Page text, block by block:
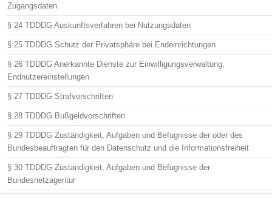
Zugangsdaten
§ 24 TDDDG Auskunftsverfahren bei Nutzungsdaten
§ 25 TDDDG Schutz der Privatsphäre bei Endeinrichtungen
§ 26 TDDDG Anerkannte Dienste zur Einwilligungsverwaltung,
Endnutzereinstellungen
§ 27 TDDDG Strafvorschriften
§ 28 TDDDG Bußgeldvorschriften
§ 29 TDDDG Zuständigkeit, Aufgaben und Befugnisse der oder des
Bundesbeauftragten für den Datenschutz und die Informationsfreiheit
§ 30 TDDDG Zuständigkeit, Aufgaben und Befugnisse der
Bundesnetzagentur